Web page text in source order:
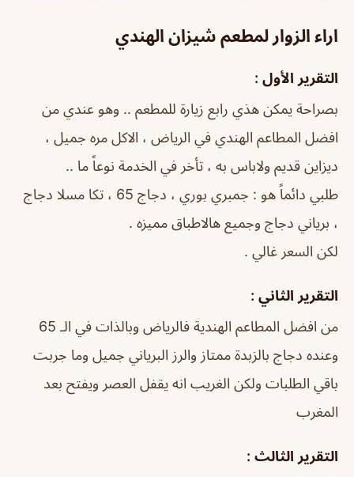
اراء الزوار لمطعم شيزان الهندي
التقرير الأول :
بصراحة يمكن هذي رابع زيارة للمطعم .. وهو عندي من
افضل المطاعم الهندي في الرياض ، الاكل مره جميل ،
ديزاين قديم ولاباس به ، تأخر في الخدمة نوعاً ما ..
طلبي دائماً هو : جمبري بوري ، دجاج 65 ، تكا مسلا دجاج
، برياني دجاج وجميع هالاطباق مميزه .
لكن السعر غالي .
التقرير الثاني :
من افضل المطاعم الهندية فالرياض وبالذات في الـ 65
وعنده دجاج بالزبدة ممتاز والرز البرياني جميل وما جربت
باقي الطلبات ولكن الغريب انه يقفل العصر ويفتح بعد
المغرب
التقرير الثالث :